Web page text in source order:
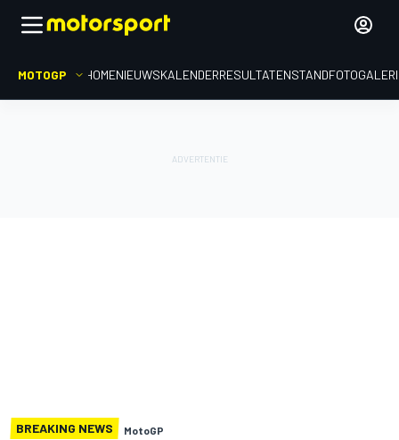
MOTOGP HOMENIEUWSKALENDERRESULTATENSTAND
BREAKING NEWS MotoGP